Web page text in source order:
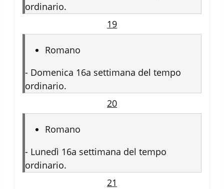
ordinario.
19
Romano
- Domenica 16a settimana del tempo
ordinario.
20
Romano
- Lunedì 16a settimana del tempo
ordinario.
21